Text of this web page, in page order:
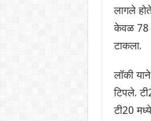
लागले
केवळ 78
टाकला.
लॉकी
टिपले.
टी20